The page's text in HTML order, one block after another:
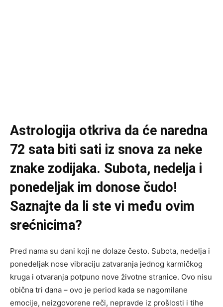
Astrologija otkriva da će naredna
72 sata biti sati iz snova za neke
znake zodijaka. Subota, nedelja i
ponedeljak im donose čudo!
Saznajte da li ste vi među ovim
srećnicima?
Pred nama su dani koji ne dolaze često. Subota, nedelja i
ponedeljak nose vibraciju zatvaranja jednog karmičkog
kruga i otvaranja potpuno nove životne stranice. Ovo nisu
obična tri dana – ovo je period kada se nagomilane
emocije, neizgovorene reči, nepravde iz prošlosti i tihe